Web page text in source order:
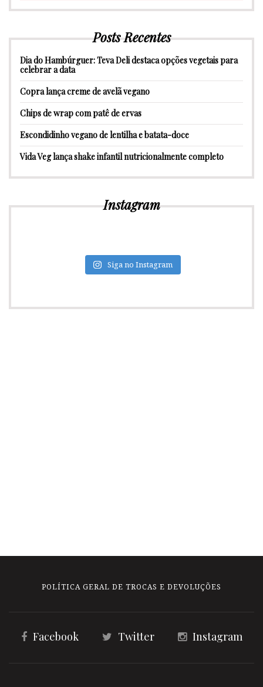
Posts Recentes
Dia do Hambúrguer: Teva Deli destaca opções vegetais para
celebrar a data
Copra lança creme de avelã vegano
Chips de wrap com patê de ervas
Escondidinho vegano de lentilha e batata-doce
Vida Veg lança shake infantil nutricionalmente completo
Instagram
Siga no Instagram
POLÍTICA GERAL DE TROCAS E DEVOLUÇÕES
Facebook Twitter Instagram